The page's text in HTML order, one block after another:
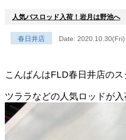
人気バスロッド入荷！岩月は野池へ
春日井店 Date: 2020.10.30(Fri)
こんばんはFLD春日井店のス
ツララなどの人気ロッドが入